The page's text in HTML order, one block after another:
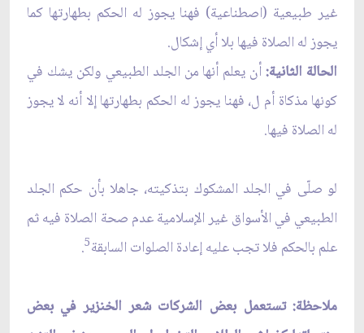
غير طبيعية (اصطناعية) فهنا يجوز له الحكم بطهارتها كما
يجوز له الصلاة فيها بلا أي إشكال.
الحالة الثانية:أن يعلم أنها من الجلد الطبيعي ولكن يشك في
كونها مذكاة أم ل، فهنا يجوز له الحكم بطهارتها إلا أنه لا يجوز
له الصلاة فيها.
لو صلّى في الجلد المشكوك بتذكيته، جاهلا بأن حكم الجلد
الطبيعي في الأسواق غير الإسلامية عدم صحة الصلاة فيه ثم
علم بالحكم فلا تجب عليه إعادة الصلوات السابقة5
.
ملاحظة: تستعمل بعض الشركات شعر الخنزير في بعض